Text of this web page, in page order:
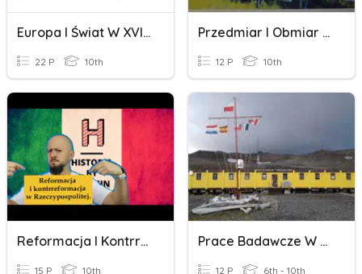
Europa I Świat W XVIII W.
22 P 10th
Przedmiar I Obmiar W Kosztorysowaniu
12 P 10th
Reformacja I Kontrreformacja W Rzeczypospolitej
15 P 10th
Prace Badawcze W Arktyce I Antarktyce
12 P 6th - 10th